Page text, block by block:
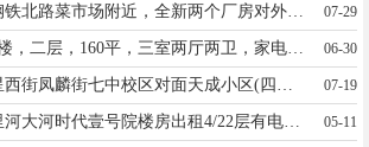
出租邢台市钢铁北路菜市场附近，全新两个厂房对外出租水电齐全，电动门，当库房，和厂房均可，电话15094464444 07-29
政协小区4号楼，二层，160平，三室两厅两卫，家电齐全，拎包入住。电话 15200155599 06-30
07-19
新华南路七里河大河时代壹号院楼房出租4/22层有电梯90平二室一厅一厨一卫月1000电话17633196152中介勿扰 05-11